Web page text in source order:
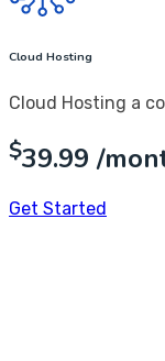
Cloud Hosting
Cloud Hosting a
$39.99/
Get Started